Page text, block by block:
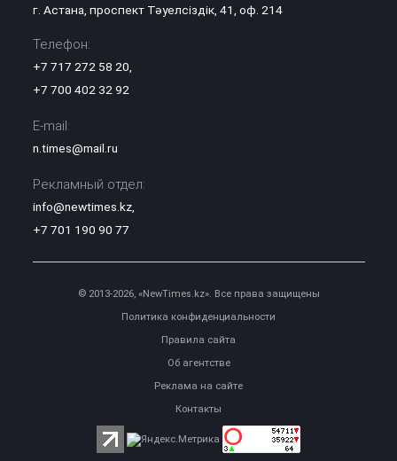
г. Астана, проспект Тәуелсіздік, 41, оф. 214
Телефон:
+7 717 272 58 20
+7 700 402 32 92
E-mail:
n.times@mail.ru
Рекламный отдел:
info@newtimes.kz,
+7 701 190 90 77
© 2013-2026, «NewTimes.kz». Все права защищены
Политика конфиденциальности
Правила сайта
Об агентстве
Реклама на сайте
Контакты